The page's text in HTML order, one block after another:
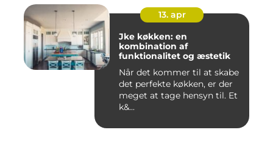
13. apr
Jke køkken: en
kombination af
funktionalitet og æstetik
Når det kommer til at skabe
det perfekte køkken, er der
meget at tage hensyn til. Et
k&...